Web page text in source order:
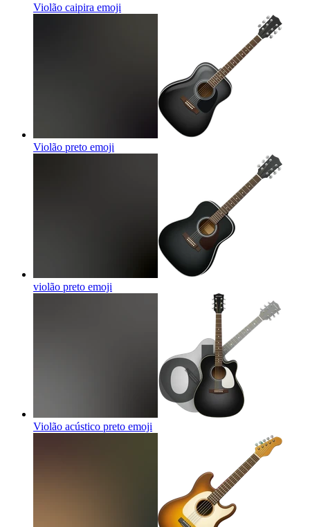
Violão caipira emoji
Violão preto emoji
violão preto emoji
Violão acústico preto emoji